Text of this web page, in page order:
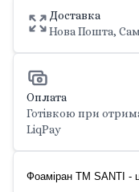
Доставка
Нова Пошта,
Оплата
Готівкою при
LiqPay
Фоаміран ТМ SANTI -